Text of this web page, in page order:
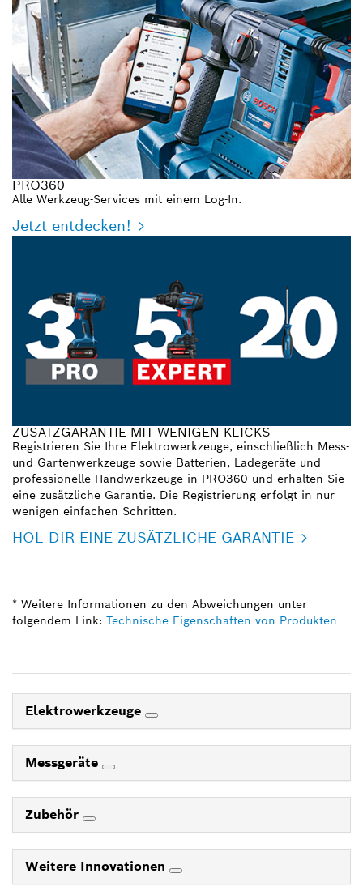
PRO360
Alle Werkzeug-Services mit einem Log-In.
Jetzt entdecken!
ZUSATZGARANTIE MIT WENIGEN KLICKS
Registrieren Sie Ihre Elektrowerkzeuge, einschließlich Mess-
und Gartenwerkzeuge sowie Batterien, Ladegeräte und
professionelle Handwerkzeuge in PRO360 und erhalten Sie
eine zusätzliche Garantie. Die Registrierung erfolgt in nur
wenigen einfachen Schritten.
HOL DIR EINE ZUSÄTZLICHE GARANTIE
* Weitere Informationen zu den Abweichungen unter
folgendem Link: Technische Eigenschaften von Produkten
Elektrowerkzeuge
Messgeräte
Zubehör
Weitere Innovationen